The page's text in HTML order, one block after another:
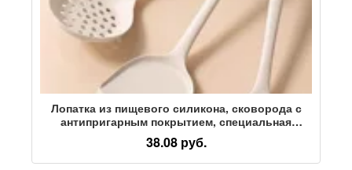
Лопатка из пищевого силикона, сковорода с
антипригарным покрытием, специальная
лопатка, термостойкая силиконовая лопатка,
защита кастрюли, бытовая лопатка для
приготовления пищи, суповая ложка
38.08 руб.